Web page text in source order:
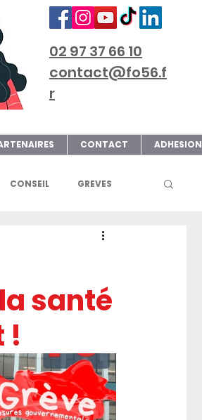
02 97 37 66 10
contact@fo56.f
r
CONTACT ADHESION
CONSEIL GREVES
ART & CULTURE
ELECTIONS
REFORME CSE
santé
!